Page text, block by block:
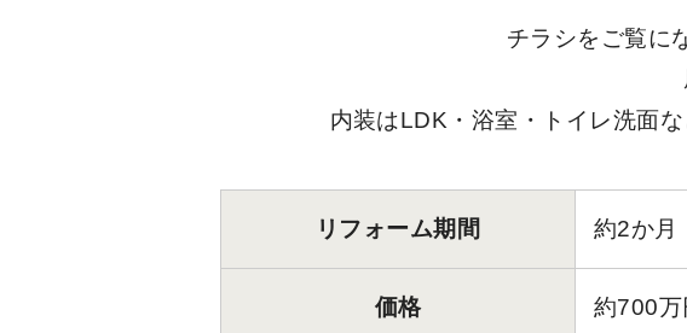
チラシをご覧に
内装はLDK・浴室・トイレ洗面
リフォーム期間 約2か月
価格 約700万